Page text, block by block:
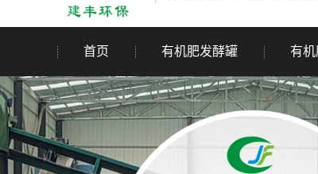
首页 有机肥发酵罐 有机